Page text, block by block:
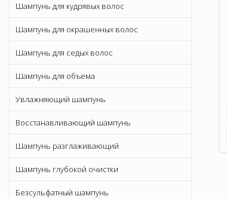
Шампунь для кудрявых волос
Шампунь для окрашенных волос
Шампунь для седых волос
Шампунь для объема
Увлажняющий шампунь
Восстанавливающий шампунь
Шампунь разглаживающий
Шампунь глубокой очистки
Безсульфатный шампунь